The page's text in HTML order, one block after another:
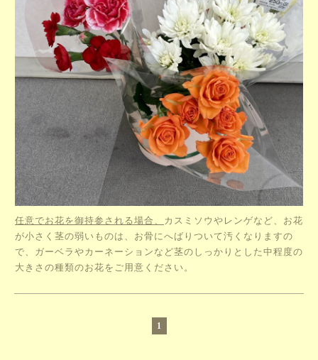
任意でお花を御持参される場合、
カスミソウやレンゲなど、お花
が小さく茎の弱いものは、お骨にへばりついて汚くなりますの
で、ガーベラやカーネーションなど茎のしっかりとした中程度の
大きさの種類のお花をご用意ください。
1